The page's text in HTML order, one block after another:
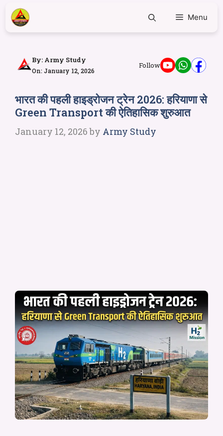
Menu
By: Army Study
On: January 12, 2026
Follow
भारत की पहली हाइड्रोजन ट्रेन 2026: हरियाणा से
Green Transport की ऐतिहासिक शुरुआत
January 12, 2026 by Army Study